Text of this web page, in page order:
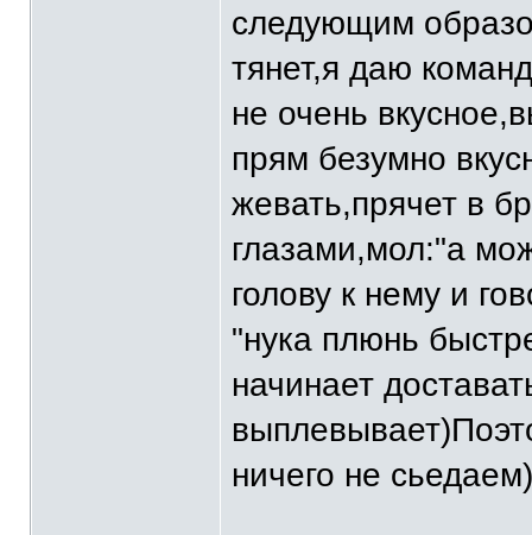
следующим
тянет,я даю
не очень
прям безумно
жевать,прячет в
глазами,мол:"а
голову к нему и
"нука плюнь
начинает
ничего не сьедаем)